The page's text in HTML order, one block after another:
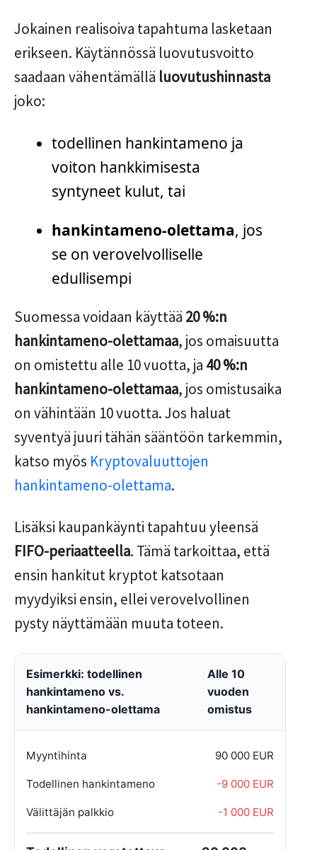
Jokainen realisoiva tapahtuma lasketaan
erikseen. Käytännössä luovutusvoitto
saadaan vähentämällä luovutushinnasta
joko:
todellinen hankintameno ja
voiton hankkimisesta
syntyneet kulut, tai
hankintameno-olettama, jos
se on verovelvolliselle
edullisempi
Suomessa voidaan käyttää 20 %:n
hankintameno-olettamaa, jos omaisuutta
on omistettu alle 10 vuotta, ja 40 %:n
hankintameno-olettamaa, jos omistusaika
on vähintään 10 vuotta. Jos haluat
syventyä juuri tähän sääntöön tarkemmin,
katso myös Kryptovaluuttojen
hankintameno-olettama.
Lisäksi kaupankäynti tapahtuu yleensä
FIFO-periaatteella. Tämä tarkoittaa, että
ensin hankitut kryptot katsotaan
myydyiksi ensin, ellei verovelvollinen
pysty näyttämään muuta toteen.
Esimerkki: todellinen
hankintameno vs.
hankintameno-olettama
Alle 10
vuoden
omistus
Myyntihinta 90 000 EUR
Todellinen hankintameno -9 000 EUR
Välittäjän palkkio -1 000 EUR